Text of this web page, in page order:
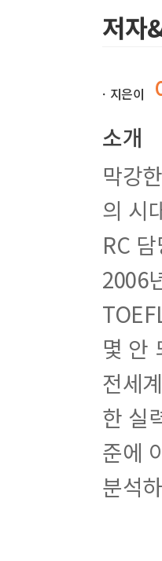
Section 07
Actual
Actual Test
정답 & 해설집
실전 연습문
Actual
Actual
해석모음
정답 한눈에
저자
ㆍ지은이
소개
막강
의 시
RC
2006
몇 안
전세
한 실
준에
분석